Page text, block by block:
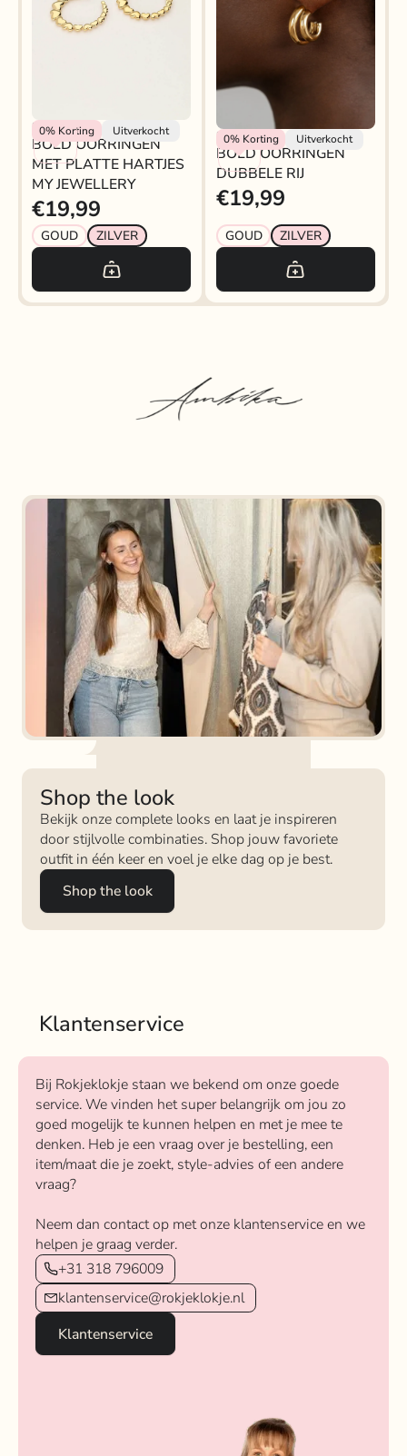
BOLD OORRINGEN MET
PLATTE HARTJES MY
JEWELLERY
0% Korting Uitverkocht
My Jewellery
BOLD OORRINGEN
MET PLATTE HARTJES
MY JEWELLERY
€19,99
GOUD ZILVER
0%Korting Uitverkocht
My Jewellery
BOLD OORRINGEN
DUBBELE RIJ
€19,99
GOUD ZILVER
Shop the look
Bekijk onze complete looks en laat je inspireren
door stijlvolle combinaties. Shop jouw favoriete
outfit in één keer en voel je elke dag op je best.
Shop the look
Klantenservice
Bij Rokjeklokje staan we bekend om onze goede
service. We vinden het super belangrijk om jou zo
goed mogelijk te kunnen helpen en met je mee te
denken. Heb je een vraag over je bestelling, een
item/maat die je zoekt, style-advies of een andere
vraag?
Neem dan contact op met onze klantenservice en we
helpen je graag verder.
+31 318 796009
klantenservice@rokjeklokje.nl
Klantenservice